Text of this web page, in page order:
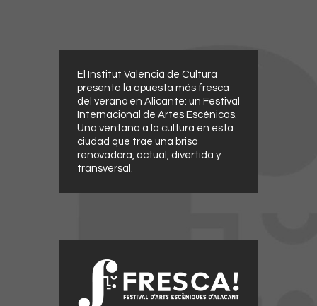
El Institut Valencià de Cultura
presenta la apuesta más fresca
del verano en Alicante: un Festival
Internacional de Artes Escénicas.
Una ventana a la cultura en esta
ciudad que trae una brisa
renovadora, actual, divertida y
transversal.